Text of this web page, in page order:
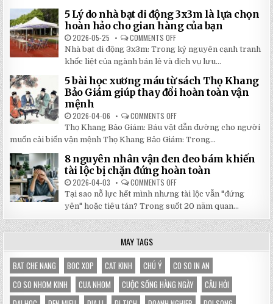
RẺ
TẠI
NHẬT
ĐÔNG
100
TRANG
MỚI
2026:
GIẢM
GIÁ
SỐ
TẬN
GỐC
TẠI
NHẬT
5 Lý do nhà bạt di động 3x3m là lựa chọn
hoàn hảo cho gian hàng của bạn
2026-05-25 COMMENTS OFF
5
LÝ
DO
NHÀ
BẠT
DI
ĐỘNG
3X3M
LỰA
HOÀN
HẢO
CHO
HÀNG
CỦA
BẠN
Nhà bạt di động 3x3m: Trong kỷ nguyên cạnh tranh
khốc liệt của ngành bán lẻ và dịch vụ lưu...
5 bài học xương máu từ sách Thọ Khang
Bảo Giám giúp thay đổi hoàn toàn vận
mệnh
2026-04-06 COMMENTS OFF
5
BÀI
HỌC
XƯƠNG
MÁU
TỪ
SÁCH
THỌ
BẢO
GIÁM
GIÚP
THAY
ĐỔI
HOÀN
TOÀN
Thọ Khang Bảo Giám: Báu vật dẫn đường cho người
muốn cải biến vận mệnh Thọ Khang Bảo Giám: Trong...
8 nguyên nhân vận đen đeo bám khiến
tài lộc bị chặn đứng hoàn toàn
2026-04-03 COMMENTS OFF
NGUYÊN
NHÂN
VẬN
ĐEN
ĐEO
BÁM
LỘC
BỊ
CHẶN
ĐỨNG
HOÀN
TOÀN
Tại sao nỗ lực hết mình nhưng tài lộc vẫn "đứng
yên" hoặc tiêu tán? Trong suốt 20 năm quan...
MAY TAGS
BAT CHE NANG BOC XOP CAT KINH CHÚ Ý
CO SO IN AN
CO SO NHOM KINH
CUA NHOM CUỘC SỐNG HÀNG NGÀY
CÂU HỎI